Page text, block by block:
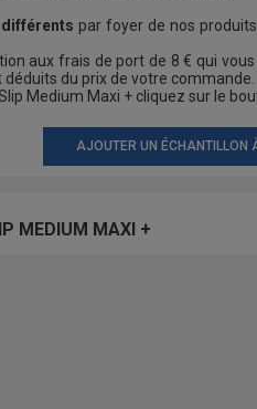
par foyer de nos
aux frais de port de 8 € qui
du prix de votre commande.
Medium Maxi + cliquez sur le
AJOUTER UN ÉCHANTILLON
MEDIUM MAXI +